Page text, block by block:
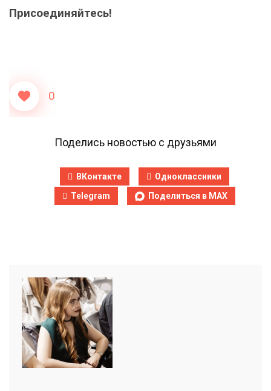
Присоединяйтесь!
0
Поделись новостью с друзьями
ВКонтакте
Одноклассники
Telegram
Поделиться в MAX